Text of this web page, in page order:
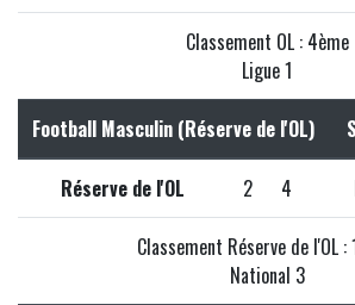
Classement OL : 4ème
Ligue 1
Football Masculin (Réserve de l'OL)
Réserve de l'OL 2 4
Classement Réserve de l'OL :
National 3